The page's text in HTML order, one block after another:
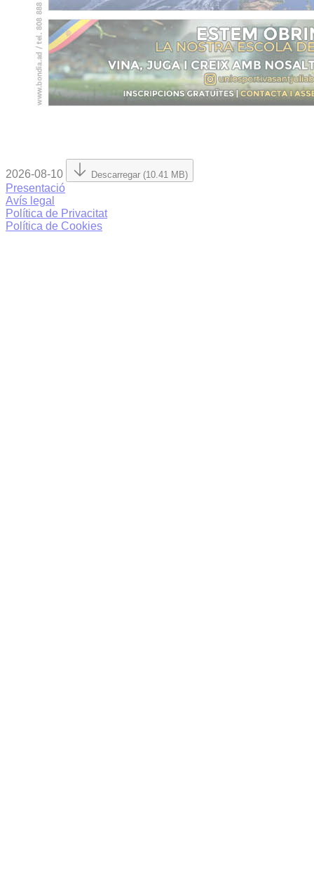
2026-08-10 Descarregar (10.41 MB)
Presentació
Avís legal
Política de Privacitat
Política de Cookies